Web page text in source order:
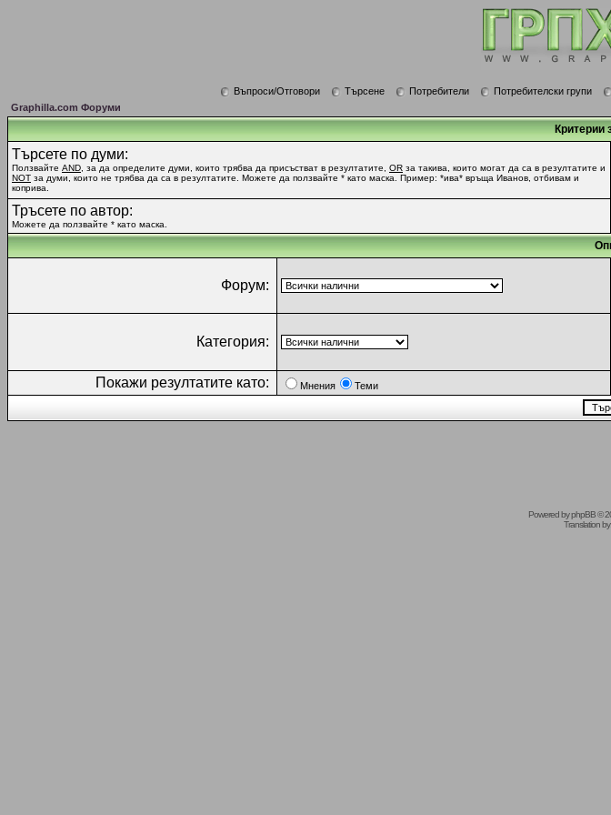
Въпроси/Отговори Търсене Потребители Потребителски групи
Graphilla.com Форуми
Критерии
Търсете по думи:
Ползвайте AND , за да определите думи, които трябва да присъстват в резултатите, OR за такива, които могат да са в резултатите и
NOT за думи, които не трябва да са в резултатите. Можете да ползвайте * като маска. Пример: *ива* връща Иванов, отбивам и
коприва.
Тръсете по автор:
Можете да ползвайте * като маска.
Форум:
Категория:
Покажи резултатите като: Мнения Теми
Powered byphpBB©
Translation by: